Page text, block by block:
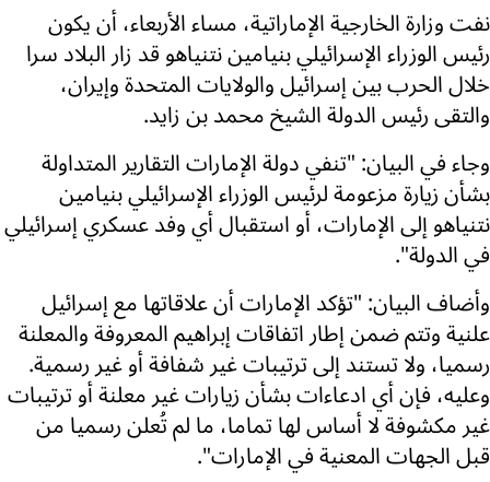
نفت وزارة الخارجية الإماراتية، مساء الأربعاء، أن يكون
رئيس الوزراء الإسرائيلي بنيامين نتنياهو قد زار البلاد سرا
خلال الحرب بين إسرائيل والولايات المتحدة وإيران،
والتقى رئيس الدولة الشيخ محمد بن زايد.
وجاء في البيان: "تنفي دولة الإمارات التقارير المتداولة
بشأن زيارة مزعومة لرئيس الوزراء الإسرائيلي بنيامين
نتنياهو إلى الإمارات، أو استقبال أي وفد عسكري إسرائيلي
في الدولة".
وأضاف البيان: "تؤكد الإمارات أن علاقاتها مع إسرائيل
علنية وتتم ضمن إطار اتفاقات إبراهيم المعروفة والمعلنة
رسميا، ولا تستند إلى ترتيبات غير شفافة أو غير رسمية.
وعليه، فإن أي ادعاءات بشأن زيارات غير معلنة أو ترتيبات
غير مكشوفة لا أساس لها تماما، ما لم تُعلن رسميا من
قبل الجهات المعنية في الإمارات".